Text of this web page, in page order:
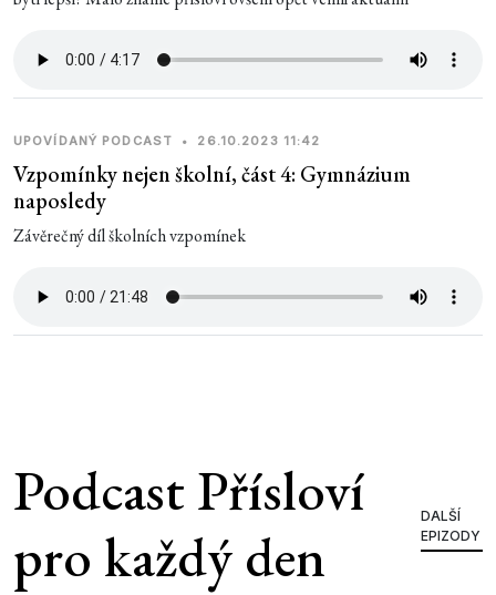
UPOVÍDANÝ PODCAST • 26.10.2023 11:42
Vzpomínky nejen školní, část 4: Gymnázium
naposledy
Závěrečný díl školních vzpomínek
Podcast Přísloví
pro každý den
DALŠÍ
EPIZODY